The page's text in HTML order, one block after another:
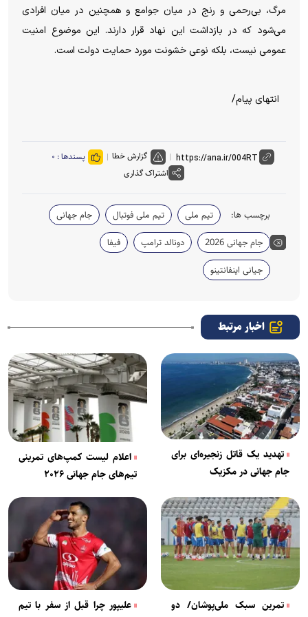
مرگ، بی‌رحمی و رنج در میان جوامع و همچنین در میان افرادی
می‌شود که در بازداشت این نهاد قرار دارند. این موضوع امنیت
عمومی نیست، بلکه نوعی خشونت مورد حمایت دولت است.
انتهای پیام/
گزارش خطا پسندها : ۰
اشتراک گذاری
برچسب ها: تیم ملی تیم ملی فوتبال
جام جهانی
جام جهانی 2026
دونالد ترامپ
فیفا
جیانی اینفانتینو
اخبار مرتبط
تهدید یک قاتل زنجیره‌ای برای
جام جهانی در مکزیک
اعلام لیست کمپ‌های تمرینی
تیم‌های جام جهانی ۲۰۲۶
تمرین سبک ملی‌پوشان/ دو
علیپور چرا قبل از سفر با تیم